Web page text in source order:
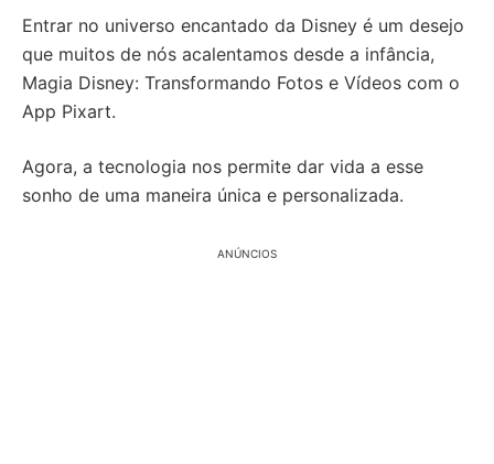
Entrar no universo encantado da Disney é um desejo
que muitos de nós acalentamos desde a infância,
Magia Disney: Transformando Fotos e Vídeos com o
App Pixart.
Agora, a tecnologia nos permite dar vida a esse
sonho de uma maneira única e personalizada.
ANÚNCIOS